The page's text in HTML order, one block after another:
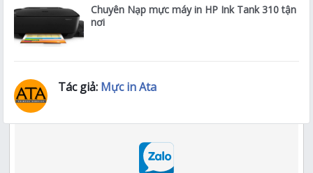
Chuyên Nạp mực máy in HP Ink Tank 310 tận
nơi
Tác giả: Mực in Ata